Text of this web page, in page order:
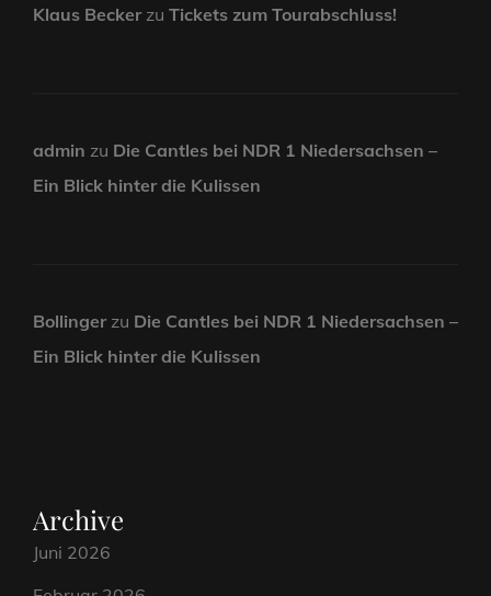
Klaus Beckerzu Tickets zum Tourabschluss!
admin zu Die Cantles bei NDR 1 Niedersachsen –
Ein Blick hinter die Kulissen
Bollingerzu Die Cantles bei NDR 1 Niedersachsen –
Ein Blick hinter die Kulissen
Archive
Juni 2026